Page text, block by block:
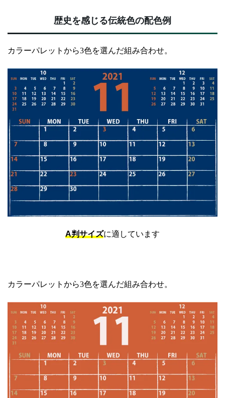
歴史を感じる伝統色の配色例
カラーパレットから3色を選んだ組み合わせ。
A判サイズに適しています
カラーパレットから3色を選んだ組み合わせ。